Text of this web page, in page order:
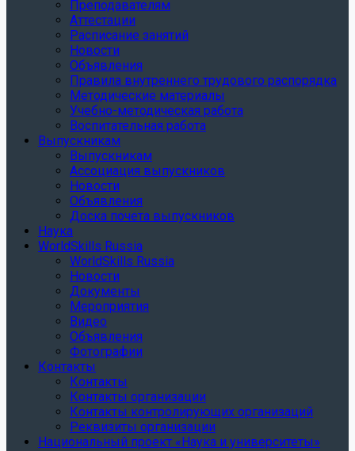
Преподавателям
Аттестации
Расписание занятий
Новости
Объявления
Правила внутреннего трудового распорядка
Методические материалы
Учебно-методическая работа
Воспитательная работа
Выпускникам
Выпускникам
Ассоциация выпускников
Новости
Объявления
Доска почета выпускников
Наука
WorldSkills Russia
WorldSkills Russia
Новости
Документы
Мероприятия
Видео
Объявления
Фотографии
Контакты
Контакты
Контакты организации
Контакты контролирующих организаций
Реквизиты организации
Национальный проект «Наука и университеты»